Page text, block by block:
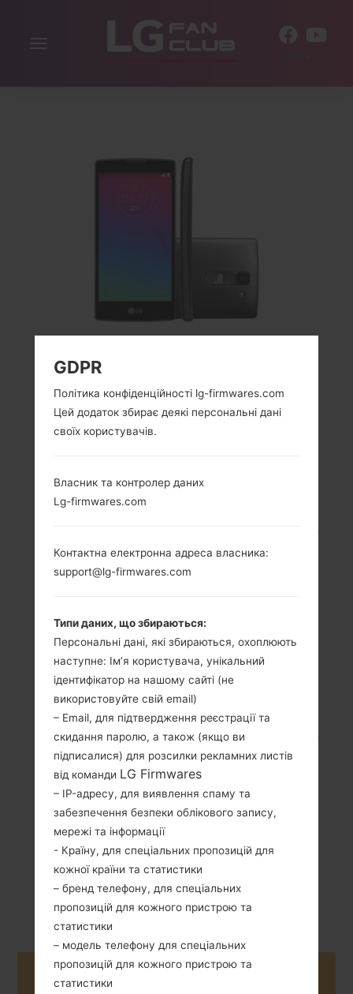
Включити
LG H442 (LGH442) З
СЕРІЇ LG SPIRIT
співвідношення
екрану до тіла)
720x1280 пікселів
124.4 грам (4.37
унції)
Зємний Li-Po 1900
mAh
Android 5.0.x
Lollipop
Buy accessories on Amazon
GDPR
Політика конфіденційності lg-firmwares.com
Цей додаток збирає деякі персональні дані
своїх користувачів.
Власник та контролер даних
Lg-firmwares.com
Контактна електронна адреса власника:
support@lg-firmwares.com
Типи даних, що збираються:
Персональні дані, які збираються, охоплюють
наступне: Ім’я користувача, унікальний
ідентифікатор на нашому сайті (не
використовуйте свій email)
– Email, для підтвердження реєстрації та
скидання паролю, а також (якщо ви
підписалися) для розсилки рекламних листів
від команди LG Firmwares
– IP-адресу, для виявлення спаму та
забезпечення безпеки облікового запису,
мережі та інформації
- Країну, для спеціальних пропозицій для
кожної країни та статистики
– бренд телефону, для спеціальних
пропозицій для кожного пристрою та
статистики
– модель телефону для спеціальних
пропозицій для кожного пристрою та
статистики